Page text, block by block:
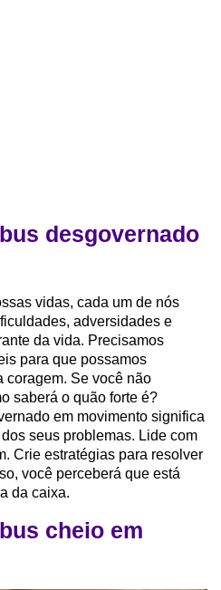
desgovernado
vidas, cada um de nós
adversidades e
da vida. Precisamos
para que possamos
coragem. Se você não
saberá o quão forte é?
em movimento significa
seus problemas. Lide com
Crie estratégias para resolver
você perceberá que está
da caixa.
cheio em